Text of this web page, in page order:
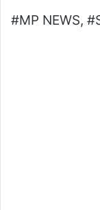
#MP NEWS,